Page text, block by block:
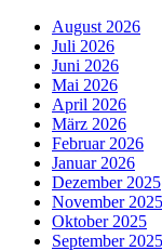
August 2026
Juli 2026
Juni 2026
Mai 2026
April 2026
März 2026
Februar 2026
Januar 2026
Dezember 2025
November 2025
Oktober 2025
September 2025